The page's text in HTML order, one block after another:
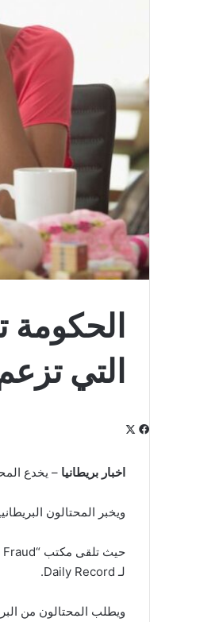
الحكومة
التي
فيسبوك
اخبار بريطانيا – يخدع
ويخبر المحتالون
لـ Daily Record.